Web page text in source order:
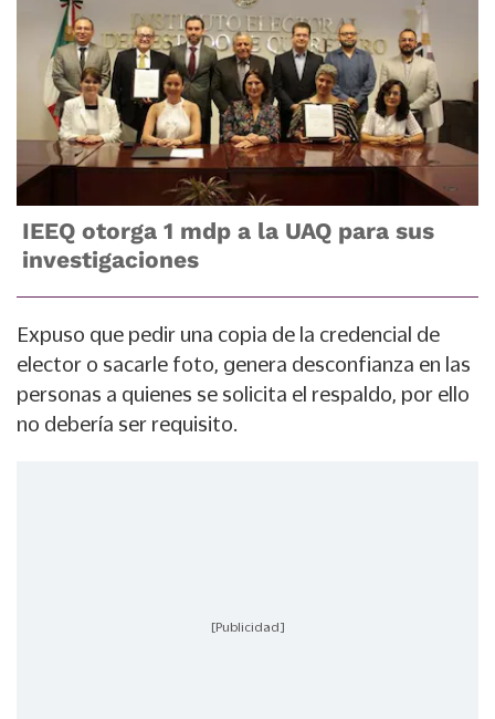
IEEQ otorga 1 mdp a la UAQ para sus
investigaciones
Expuso que pedir una copia de la credencial de
elector o sacarle foto, genera desconfianza en las
personas a quienes se solicita el respaldo, por ello
no debería ser requisito.
[Publicidad]